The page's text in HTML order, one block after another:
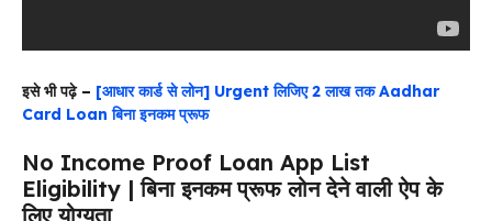
इसे भी पढ़े – [आधार कार्ड से लोन] Urgent लिजिए 2 लाख तक Aadhar
Card Loan बिना इनकम प्रूफ
No Income Proof Loan App List
Eligibility | बिना इनकम प्रूफ लोन देने वाली ऐप के
लिए योग्यता